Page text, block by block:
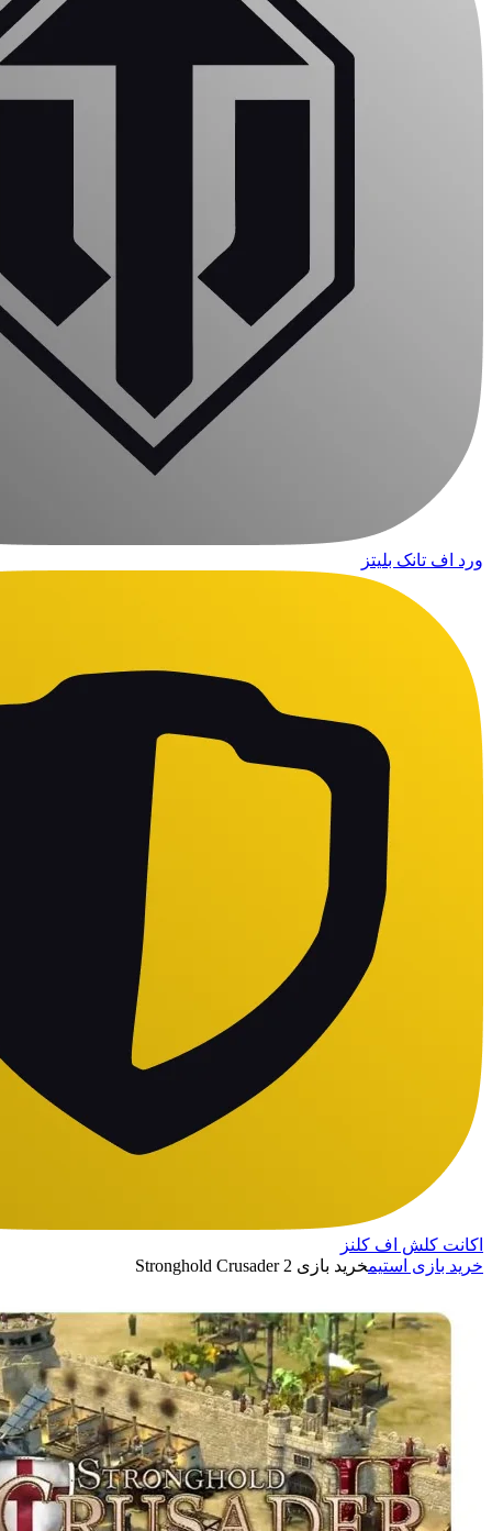
ورد اف تانک بلیتز
اکانت کلش اف کلنز
خرید بازی استیمخرید بازی Stronghold Crusader 2